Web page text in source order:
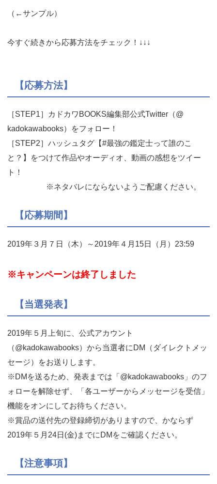
（←サンプル）
今すぐ続きから応募方法をチェック！↓↓↓
【応募方法】
［STEP1］カドカワBOOKS編集部公式Twitter（@
kadokawabooks）をフォロー！
［STEP2］ハッシュタグ【#最強の鑑定士って誰のこ
と？】
をつけて作品やオーディオ、動画の感想をツイー
ト！
※ネタバレにならないようご配慮ください。
【応募期間】
​​​​​​2019年３月７日（木）～2019年４月15日（月）23:59
※キャンペーンは終了しました
【当選発表】
2019年５月上旬に、公式アカウント
（@kadokawabooks）から当選者にDM（ダイレクトメッ
セージ）をお送りします。
※DMを送るため、発表までは「@kadokawabooks」のフ
ォローを解除せず、「各ユーザーからメッセージを受信」
機能をオンにしてお待ちください。
※賞品の送付先の登録締切がありますので、かならず
2019年５月24日(金)までにDMをご確認ください。
【注意事項】